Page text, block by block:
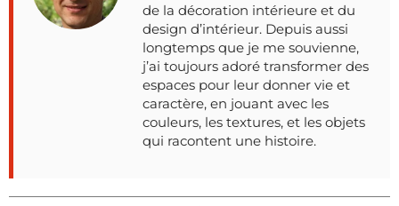
de la décoration intérieure et du
design d’intérieur. Depuis aussi
longtemps que je me souvienne,
j’ai toujours adoré transformer des
espaces pour leur donner vie et
caractère, en jouant avec les
couleurs, les textures, et les objets
qui racontent une histoire.